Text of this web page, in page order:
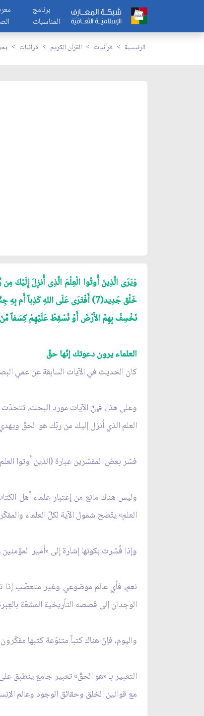
برنامج
المناسبات
الرئيسية قرآنيات القرآن الكريم قرآنيات
نَخْسِفْ بِهِمْ الاَْرْضَ أَوْ نُسْقِطْ عَلَيْهِمْ كِسَفاً مِّنَ
العلماء يرون دعوتك إنّها حقّ
كان الحديث في الآيات السابقة عن عمي
وعلى هذا، فإنّ الآيات مورد البحث، تتحدّث
العلم الذي اُنزل إليك من ربّك هو الحقّ
فسّر بعض المفسّرين عبارة (الذين اُوتوا
وليس هناك مانع من إعتبار علماء أهل
العلم» يتّضح شمول الآية لكلّ العلماء
وإذا فُسّرت بكونها إشارة إلى «أمير
نعم، فأي عالم موضوعي وغير متعصّب إذا
الوجدان إلى قصصه التأريخية المشعّة
واليوم، فإنّ هناك كتباً متنوّعة كتبها
التعبير بـ «هو الحقّ» تعبير جامع ينطبق
مع قوانين الخلق وحقائق الوجود وعالم